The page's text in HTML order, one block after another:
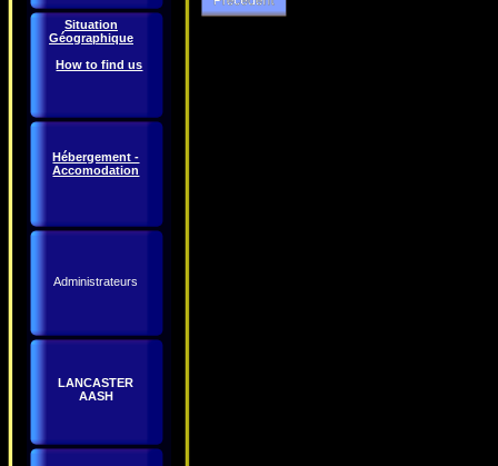
Situation
Géographique
How to find us
Hébergement -
Accomodation
Administrateurs
LANCASTER
AASH